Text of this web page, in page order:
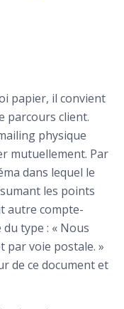
papier, il convient
parcours client.
physique
mutuellement. Par
dans lequel le
les points
autre compte-
du type : « Nous
par voie postale. »
de ce document et